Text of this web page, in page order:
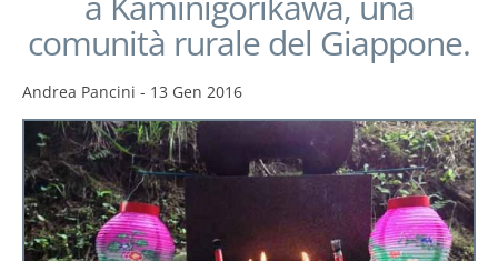
comunità rurale del Giappone.
Andrea Pancini - 13 Gen 2016